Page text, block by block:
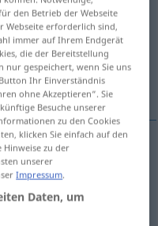
antippen)
den Betrieb der Webseite
Webseite erforderlich sind,
immer auf Ihrem Endgerät
die der Bereitstellung
nur gespeichert, wenn Sie uns
Ihr Einverständnis
ohne Akzeptieren“. Sie
Besuche unserer
zu den Cookies
klicken Sie einfach auf den
Hinweise zu der
unserer
Impressum.
Daten, um